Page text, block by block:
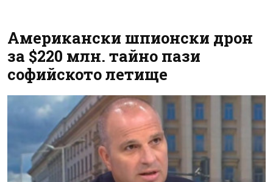
Американски шпионски дрон
за $220 млн. тайно пази
софийското летище